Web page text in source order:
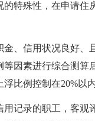
的特殊性，在申请
、信用状况良好、
等因素进行综合测
比例控制在20%以内
用记录的职工，客